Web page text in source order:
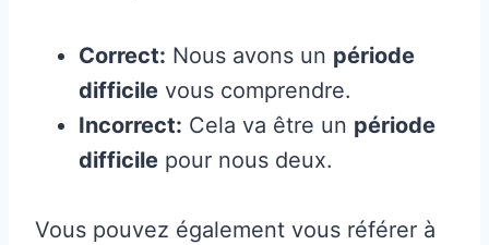
Correct: Nous avons un période
difficile vous comprendre.
Incorrect: Cela va être un période
difficile pour nous deux.
Vous pouvez également vous référer à